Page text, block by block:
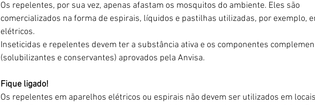
Os repelentes, por sua vez, apenas afastam os mosquitos do ambiente. Eles são
comercializados na forma de espirais, líquidos e pastilhas utilizadas, por exemplo,
elétricos.
Inseticidas e repelentes devem ter a substância ativa e os componentes
(solubilizantes e conservantes) aprovados pela Anvisa.
Fique ligado!
Os repelentes em aparelhos elétricos ou espirais não devem ser utilizados em